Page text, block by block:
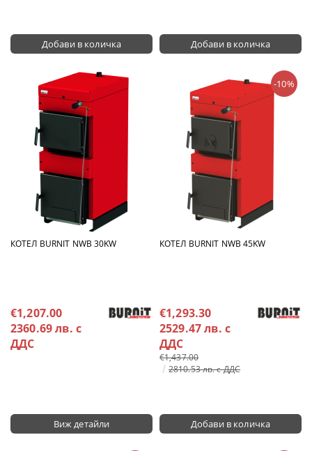
КОТЕЛ BURNIT NWB 30KW
€1,207.00
2360.69 лв. с
ДДС
Виж детайли
КОТЕЛ BURNIT NWB 45KW
-10%
€1,293.30
2529.47 лв. с
ДДС
€1,437.00
2810.53 лв. с ДДС